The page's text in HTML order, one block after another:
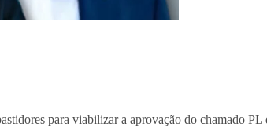
para viabilizar a aprovação do chamado